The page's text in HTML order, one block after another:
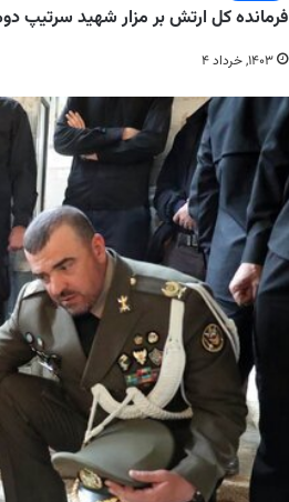
فرمانده کل ارتش بر مزار شهید
۱۴۰۳, خرداد ۴